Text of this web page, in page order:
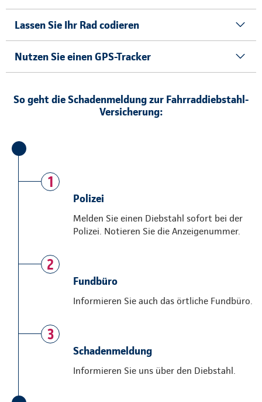
Lassen Sie Ihr Rad codieren
Nutzen Sie einen GPS-Tracker
So geht die Schadenmeldung zur Fahrraddiebstahl-
Versicherung:
1
Polizei
Melden Sie einen Diebstahl sofort bei der
Polizei. Notieren Sie die Anzeigenummer.
2
Fundbüro
Informieren Sie auch das örtliche Fundbüro.
3
Schadenmeldung
Informieren Sie uns über den Diebstahl.